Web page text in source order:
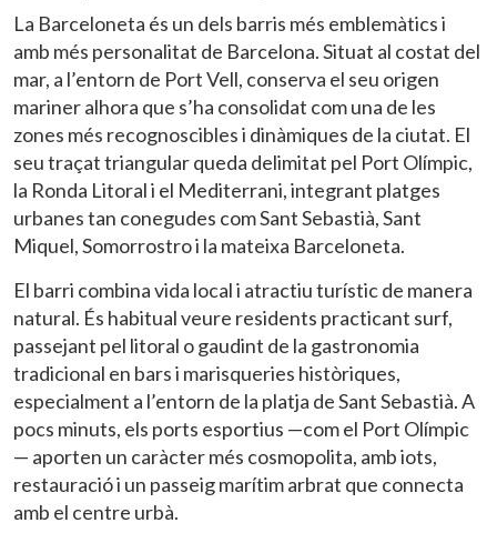
La Barceloneta és un dels barris més emblemàtics i
amb més personalitat de Barcelona. Situat al costat del
mar, a l’entorn de Port Vell, conserva el seu origen
mariner alhora que s’ha consolidat com una de les
zones més recognoscibles i dinàmiques de la ciutat. El
seu traçat triangular queda delimitat pel Port Olímpic,
la Ronda Litoral i el Mediterrani, integrant platges
urbanes tan conegudes com Sant Sebastià, Sant
Miquel, Somorrostro i la mateixa Barceloneta.
El barri combina vida local i atractiu turístic de manera
natural. És habitual veure residents practicant surf,
passejant pel litoral o gaudint de la gastronomia
tradicional en bars i marisqueries històriques,
especialment a l’entorn de la platja de Sant Sebastià. A
pocs minuts, els ports esportius —com el Port Olímpic
— aporten un caràcter més cosmopolita, amb iots,
restauració i un passeig marítim arbrat que connecta
amb el centre urbà.